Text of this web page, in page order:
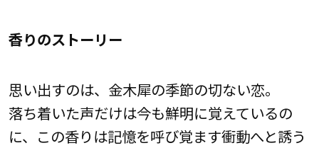
香りのストーリー
思い出すのは、金木犀の季節の切ない恋。
落ち着いた声だけは今も鮮明に覚えているの
に、この香りは記憶を呼び覚ます衝動へと誘う